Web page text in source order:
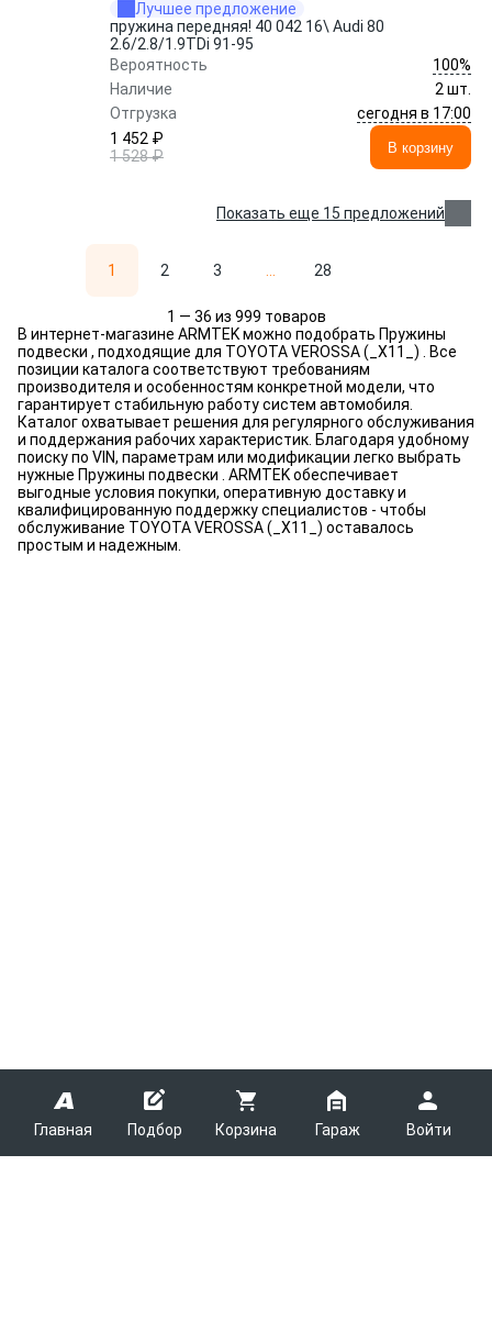
Главная Подбор Корзина Гараж Войти
Лучшее предложение
пружина передняя! 40 042 16\ Audi 80
2.6/2.8/1.9TDi 91-95
Вероятность
100%
Наличие
2 шт.
Отгрузка
сегодня в 17:00
1 452 ₽
1 528 ₽
В корзину
Показать еще 15 предложений
1 2 3 28
1 — 36 из 999 товаров
В интернет-магазине ARMTEK можно подобрать Пружины
подвески , подходящие для TOYOTA VEROSSA (_X11_) . Все
позиции каталога соответствуют требованиям
производителя и особенностям конкретной модели, что
гарантирует стабильную работу систем автомобиля.
Каталог охватывает решения для регулярного обслуживания
и поддержания рабочих характеристик. Благодаря удобному
поиску по VIN, параметрам или модификации легко выбрать
нужные Пружины подвески . ARMTEK обеспечивает
выгодные условия покупки, оперативную доставку и
квалифицированную поддержку специалистов - чтобы
обслуживание TOYOTA VEROSSA (_X11_) оставалось
простым и надежным.